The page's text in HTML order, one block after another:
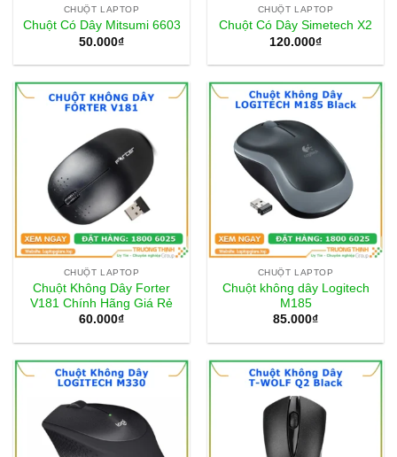
CHUỘT LAPTOP
Chuột Có Dây Mitsumi 6603
50.000₫
CHUỘT LAPTOP
Chuột Có Dây Simetech X2
120.000₫
CHUỘT LAPTOP
Chuột Không Dây Forter
V181 Chính Hãng Giá Rẻ
60.000₫
CHUỘT LAPTOP
Chuột không dây Logitech
M185
85.000₫